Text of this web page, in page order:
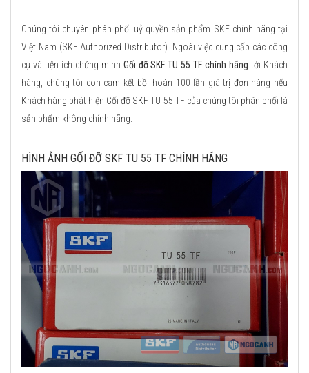
Chúng tôi chuyên phân phối uỷ quyền sản phẩm SKF chính hãng tại
Việt Nam (SKF Authorized Distributor). Ngoài việc cung cấp các công
cụ và tiện ích chứng minh Gối đỡ SKF TU 55 TF chính hãng tới Khách
hàng, chúng tôi con cam kết bồi hoàn 100 lần giá trị đơn hàng nếu
Khách hàng phát hiện Gối đỡ SKF TU 55 TF của chúng tôi phân phối là
sản phẩm không chính hãng.
HÌNH ẢNH GỐI ĐỠ SKF TU 55 TF CHÍNH HÃNG